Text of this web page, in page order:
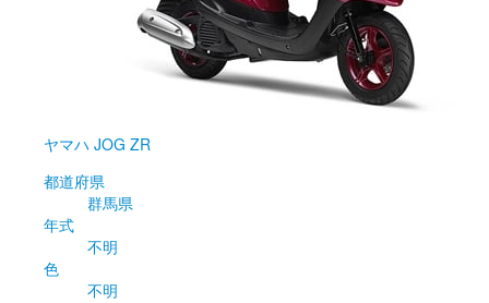
ヤマハ JOG ZR
都道府県
群馬県
年式
不明
色
不明